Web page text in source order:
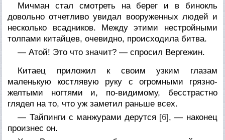
Мичман стал смотреть на берег и в бинокль
довольно отчетливо увидал вооруженных людей и
несколько всадников. Между этими нестройными
толпами китайцев, очевидно, происходила битва.
— Атой! Это что значит? — спросил Вергежин.
Китаец приложил к своим узким глазам
маленькую костлявую руку с огромными грязно-
желтыми ногтями и, по-видимому, бесстрастно
глядел на то, что уж заметил раньше всех.
— Тайпинги с манжурами дерутся [6], — наконец
произнес он.